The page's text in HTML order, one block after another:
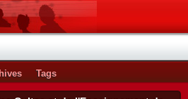
Tags